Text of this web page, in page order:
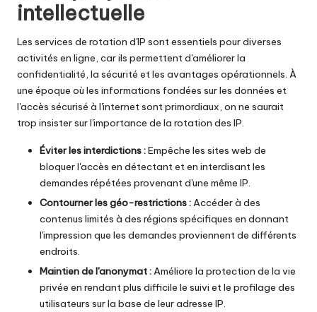
intellectuelle
Les services de rotation d'IP sont essentiels pour diverses
activités en ligne, car ils permettent d'améliorer la
confidentialité, la sécurité et les avantages opérationnels. À
une époque où les informations fondées sur les données et
l'accès sécurisé à l'internet sont primordiaux, on ne saurait
trop insister sur l'importance de la rotation des IP.
Éviter les interdictions :Empêche les sites web de
bloquer l'accès en détectant et en interdisant les
demandes répétées provenant d'une même IP.
Contourner les géo-restrictions :Accéder à des
contenus limités à des régions spécifiques en donnant
l'impression que les demandes proviennent de différents
endroits.
Maintien de l'anonymat :Améliore la protection de la vie
privée en rendant plus difficile le suivi et le profilage des
utilisateurs sur la base de leur adresse IP.